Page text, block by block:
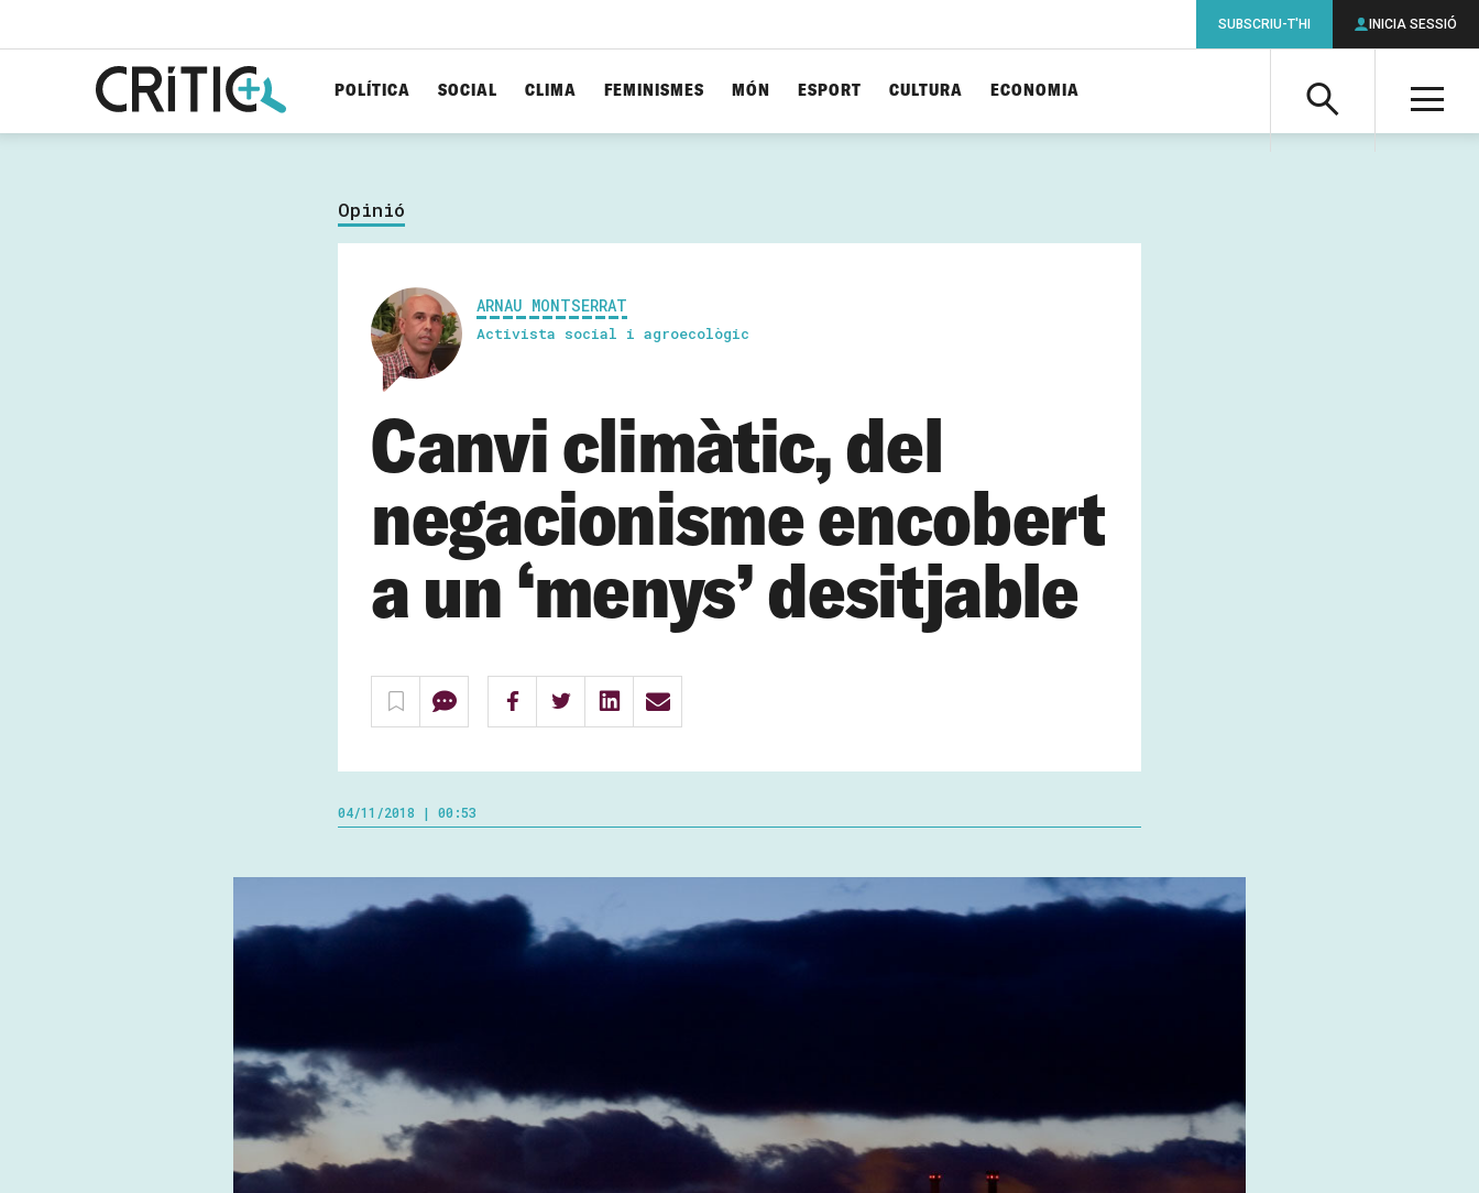
Cerca
POLÍTICA SOCIAL CLIMA FEMINISMES MÓN ESPORT CULTURA ECONOMIA
SUBSCRIU-T'HI INICIA SESSIÓ
Opinió
ARNAU MONTSERRAT
Activista social i agroecològic
Canvi climàtic, del
negacionisme encobert
a un ‘menys’ desitjable
04/11/2018 | 00:53